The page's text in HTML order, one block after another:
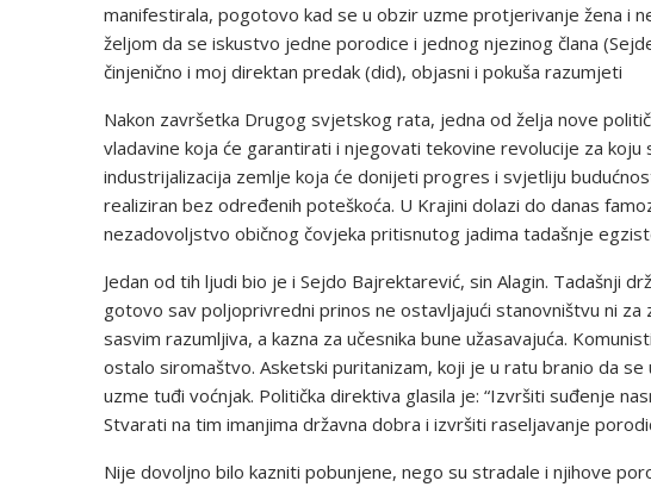
manifestirala, pogotovo kad se u obzir uzme protjerivanje žena i
željom da se iskustvo jedne porodice i jednog njezinog člana
činjenično i moj direktan predak (did), objasni i pokuša razumjeti
Nakon završetka Drugog svjetskog rata, jedna od želja nove
vladavine koja će garantirati i njegovati tekovine revolucije za
industrijalizacija zemlje koja će donijeti progres i svjetliju
realiziran bez određenih poteškoća. U Krajini dolazi do danas
nezadovoljstvo običnog čovjeka pritisnutog jadima tadašnje
Jedan od tih ljudi bio je i Sejdo Bajrektarević, sin Alagin. Tadašnji
gotovo sav poljoprivredni prinos ne ostavljajući stanovništvu ni
sasvim razumljiva, a kazna za učesnika bune užasavajuća.
ostalo siromaštvo. Asketski puritanizam, koji je u ratu branio da
uzme tuđi voćnjak. Politička direktiva glasila je: “Izvršiti suđenje
Stvarati na tim imanjima državna dobra i izvršiti raseljavanje
Nije dovoljno bilo kazniti pobunjene, nego su stradale i njihove